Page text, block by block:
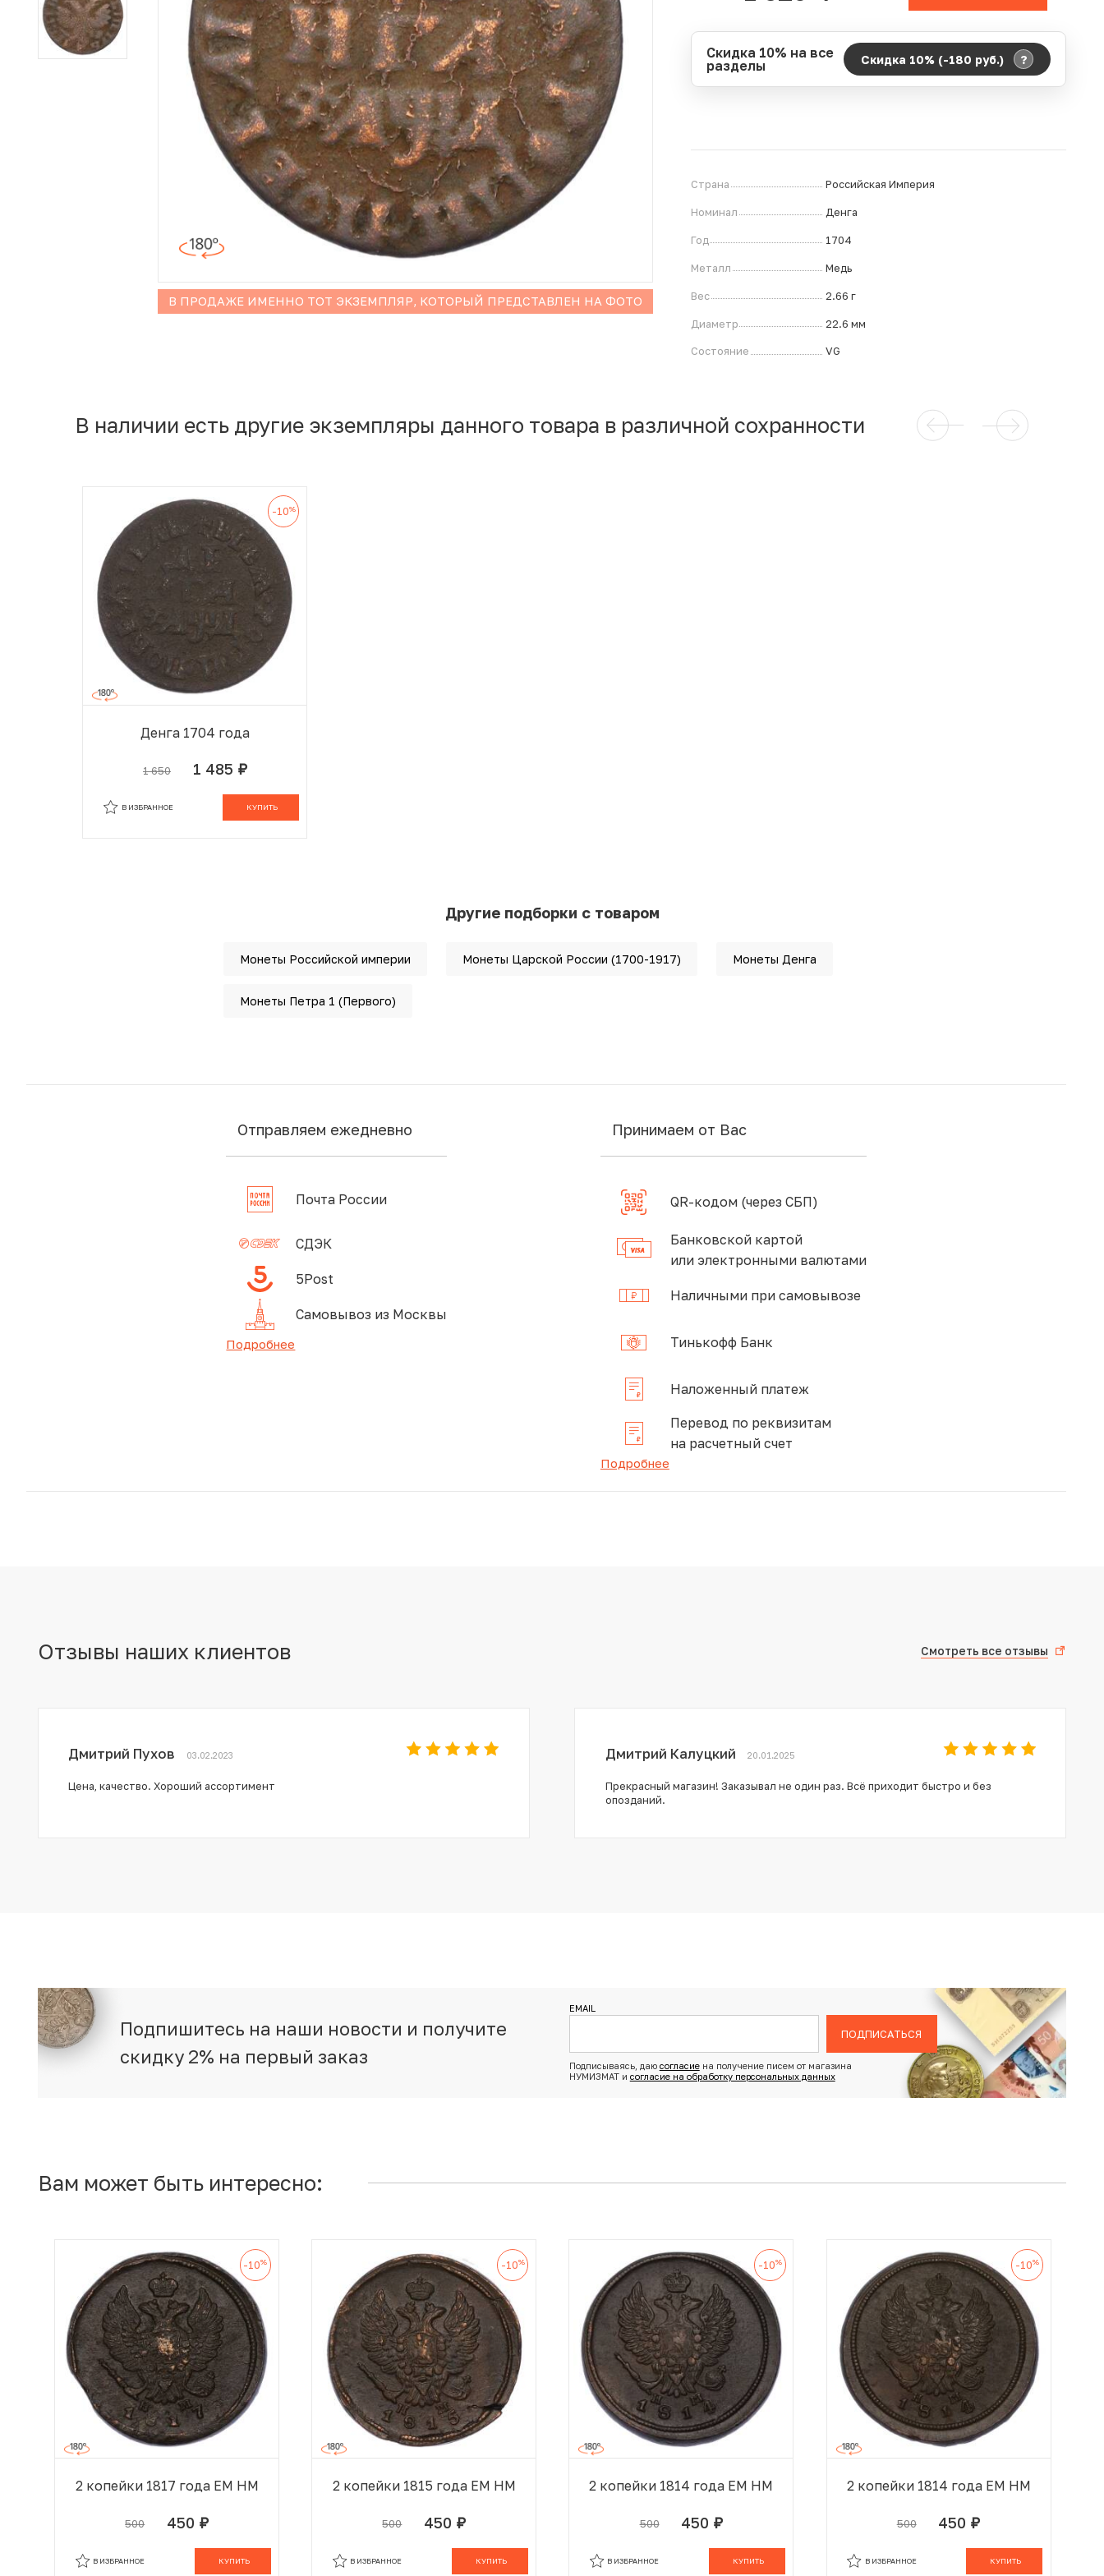
Иностранные монеты
Неофициальные выпуски монет (Unusual)
Античные и средневековые монеты
В ПРОДАЖЕ ИМЕННО ТОТ ЭКЗЕМПЛЯР, КОТОРЫЙ ПРЕДСТАВЛЕН НА ФОТО
Скидка 10% на все
разделы
Скидка 10% (-180 руб.) ?
Страна Российская Империя
Номинал Денга
Год 1704
Металл Медь
Вес 2.66 г
Диаметр 22.6 мм
Состояние VG
В наличии есть другие экземпляры данного товара в различной сохранности
-10%
Денга 1704 года
1 650 1 485 руб.
КУПИТЬ
В ИЗБРАННОЕ
Другие подборки с товаром
Монеты Российской империи Монеты Царской России (1700-1917) Монеты Денга
Монеты Петра 1 (Первого)
Отправляем ежедневно
Почта России
СДЭК
5Post
Самовывоз из Москвы
Подробнее
Принимаем от Вас
QR-кодом (через СБП)
Банковской картой
или электронными валютами
Наличными при самовывозе
Тинькофф Банк
Наложенный платеж
Перевод по реквизитам
на расчетный счет
Подробнее
Отзывы наших клиентов Смотреть все отзывы
Дмитрий Пухов 03.02.2023
Цена, качество. Хороший ассортимент
Дмитрий Калуцкий 20.01.2025
Прекрасный магазин! Заказывал не один раз. Всё приходит быстро и без
опозданий.
Подпишитесь на наши новости и получите
скидку 2% на первый заказ
EMAIL
ПОДПИСАТЬСЯ
Подписываясь, даю согласиена получение писем от магазина
НУМИЗМАТ и согласие на обработку персональных данных
Вам может быть интересно:
-10%
2 копейки 1817 года ЕМ НМ
500 450 руб.
КУПИТЬ
В ИЗБРАННОЕ
-10%
2 копейки 1815 года ЕМ НМ
500 450 руб.
КУПИТЬ
В ИЗБРАННОЕ
-10%
2 копейки 1814 года ЕМ НМ
500 450 руб.
КУПИТЬ
В ИЗБРАННОЕ
-10%
2 копейки 1814 года ЕМ НМ
500 450 руб.
КУПИТЬ
В ИЗБРАННОЕ